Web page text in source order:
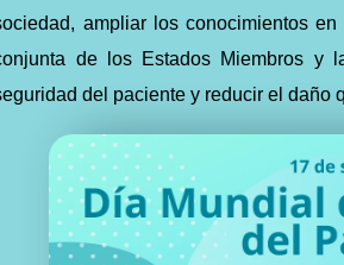
ampliar los conocimientos
de los Estados Miembros y
del paciente y reducir el daño